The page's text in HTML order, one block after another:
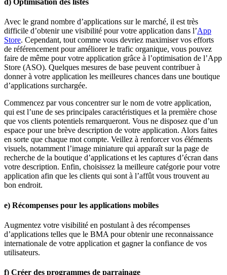
d) Optimisation des listes
Avec le grand nombre d’applications sur le marché, il est très
difficile d’obtenir une visibilité pour votre application dans l’App
Store. Cependant, tout comme vous devriez maximiser vos efforts
de référencement pour améliorer le trafic organique, vous pouvez
faire de même pour votre application grâce à l’optimisation de l’App
Store (ASO). Quelques mesures de base peuvent contribuer à
donner à votre application les meilleures chances dans une boutique
d’applications surchargée.
Commencez par vous concentrer sur le nom de votre application,
qui est l’une de ses principales caractéristiques et la première chose
que vos clients potentiels remarqueront. Vous ne disposez que d’un
espace pour une brève description de votre application. Alors faites
en sorte que chaque mot compte. Veillez à renforcer vos éléments
visuels, notamment l’image miniature qui apparaît sur la page de
recherche de la boutique d’applications et les captures d’écran dans
votre description. Enfin, choisissez la meilleure catégorie pour votre
application afin que les clients qui sont à l’affût vous trouvent au
bon endroit.
e) Récompenses pour les applications mobiles
Augmentez votre visibilité en postulant à des récompenses
d’applications telles que le BMA pour obtenir une reconnaissance
internationale de votre application et gagner la confiance de vos
utilisateurs.
f) Créer des programmes de parrainage